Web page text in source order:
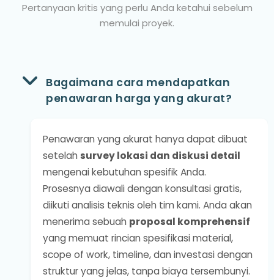
Pertanyaan kritis yang perlu Anda ketahui sebelum
memulai proyek.
Bagaimana cara mendapatkan
penawaran harga yang akurat?
Penawaran yang akurat hanya dapat dibuat
setelah survey lokasi dan diskusi detail
mengenai kebutuhan spesifik Anda.
Prosesnya diawali dengan konsultasi gratis,
diikuti analisis teknis oleh tim kami. Anda akan
menerima sebuah proposal komprehensif
yang memuat rincian spesifikasi material,
scope of work, timeline, dan investasi dengan
struktur yang jelas, tanpa biaya tersembunyi.